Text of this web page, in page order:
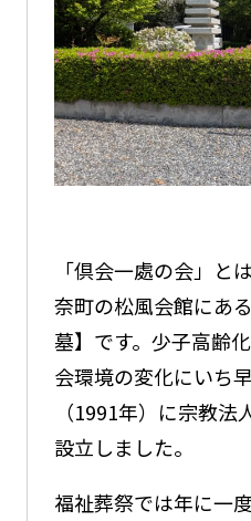
「倶会一處の会」と
奈町の松風会館にあ
墓】です。少子高齢
会環境の変化にいち
（1991年）に宗教
設立しました。
福祉葬祭では年に一